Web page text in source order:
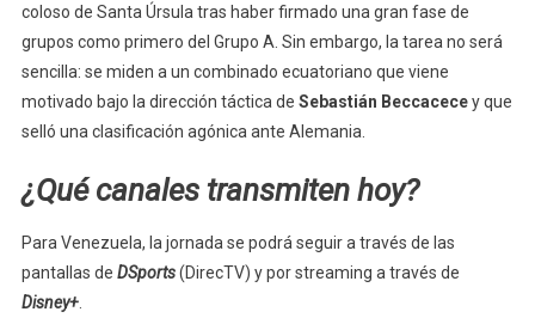
coloso de Santa Úrsula tras haber firmado una gran fase de
grupos como primero del Grupo A. Sin embargo, la tarea no será
sencilla: se miden a un combinado ecuatoriano que viene
motivado bajo la dirección táctica de Sebastián Beccacecey que
selló una clasificación agónica ante Alemania.
¿Qué canales transmiten hoy?
Para Venezuela, la jornada se podrá seguir a través de las
pantallas de DSports(DirecTV) y por streaming a través de
Disney+.